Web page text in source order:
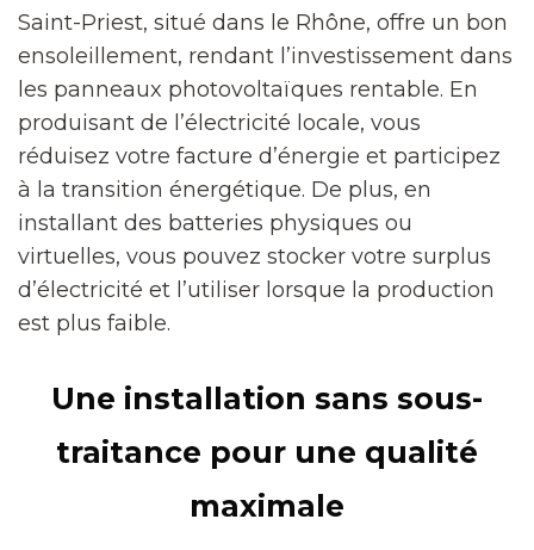
Saint-Priest, situé dans le Rhône, offre un bon
ensoleillement, rendant l’investissement dans
les panneaux photovoltaïques rentable. En
produisant de l’électricité locale, vous
réduisez votre facture d’énergie et participez
à la transition énergétique. De plus, en
installant des batteries physiques ou
virtuelles, vous pouvez stocker votre surplus
d’électricité et l’utiliser lorsque la production
est plus faible.
Une installation sans sous-
traitance pour une qualité
maximale